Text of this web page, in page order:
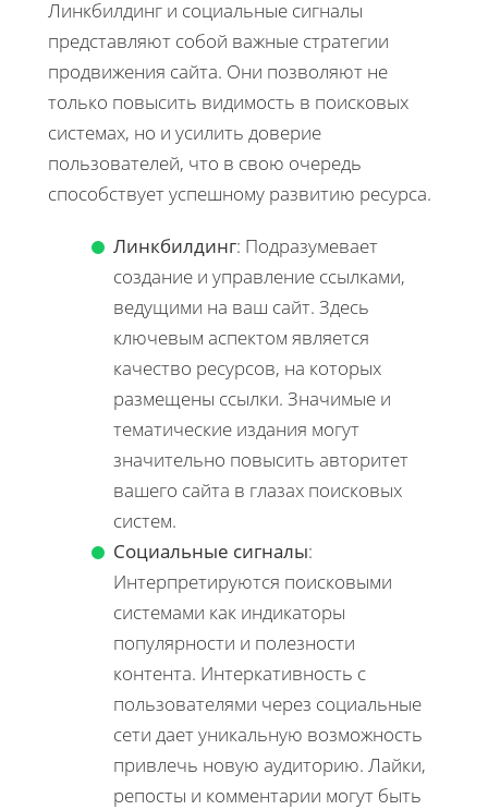
Линкбилдинг и социальные сигналы
представляют собой важные стратегии
продвижения сайта. Они позволяют не
только повысить видимость в поисковых
системах, но и усилить доверие
пользователей, что в свою очередь
способствует успешному развитию ресурса.
Линкбилдинг: Подразумевает
создание и управление ссылками,
ведущими на ваш сайт. Здесь
ключевым аспектом является
качество ресурсов, на которых
размещены ссылки. Значимые и
тематические издания могут
значительно повысить авторитет
вашего сайта в глазах поисковых
систем.
Социальные сигналы:
Интерпретируются поисковыми
системами как индикаторы
популярности и полезности
контента. Интеркативность с
пользователями через социальные
сети дает уникальную возможность
привлечь новую аудиторию. Лайки,
репосты и комментарии могут быть